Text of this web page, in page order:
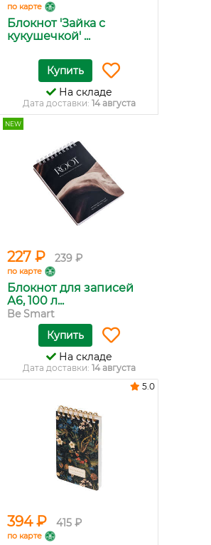
по карте
Блокнот 'Зайка с
кукушечкой' ...
Купить
На складе
Дата доставки: 14 августа
NEW
227 ₽ 239 ₽
по карте
Блокнот для записей
А6, 100 л...
Be Smart
Купить
На складе
Дата доставки: 14 августа
394 ₽ 415 ₽
по карте
5.0